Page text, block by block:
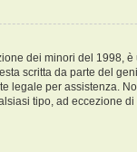
dei minori del 1998,
scritta da parte del
legale per assistenza.
tipo, ad eccezione